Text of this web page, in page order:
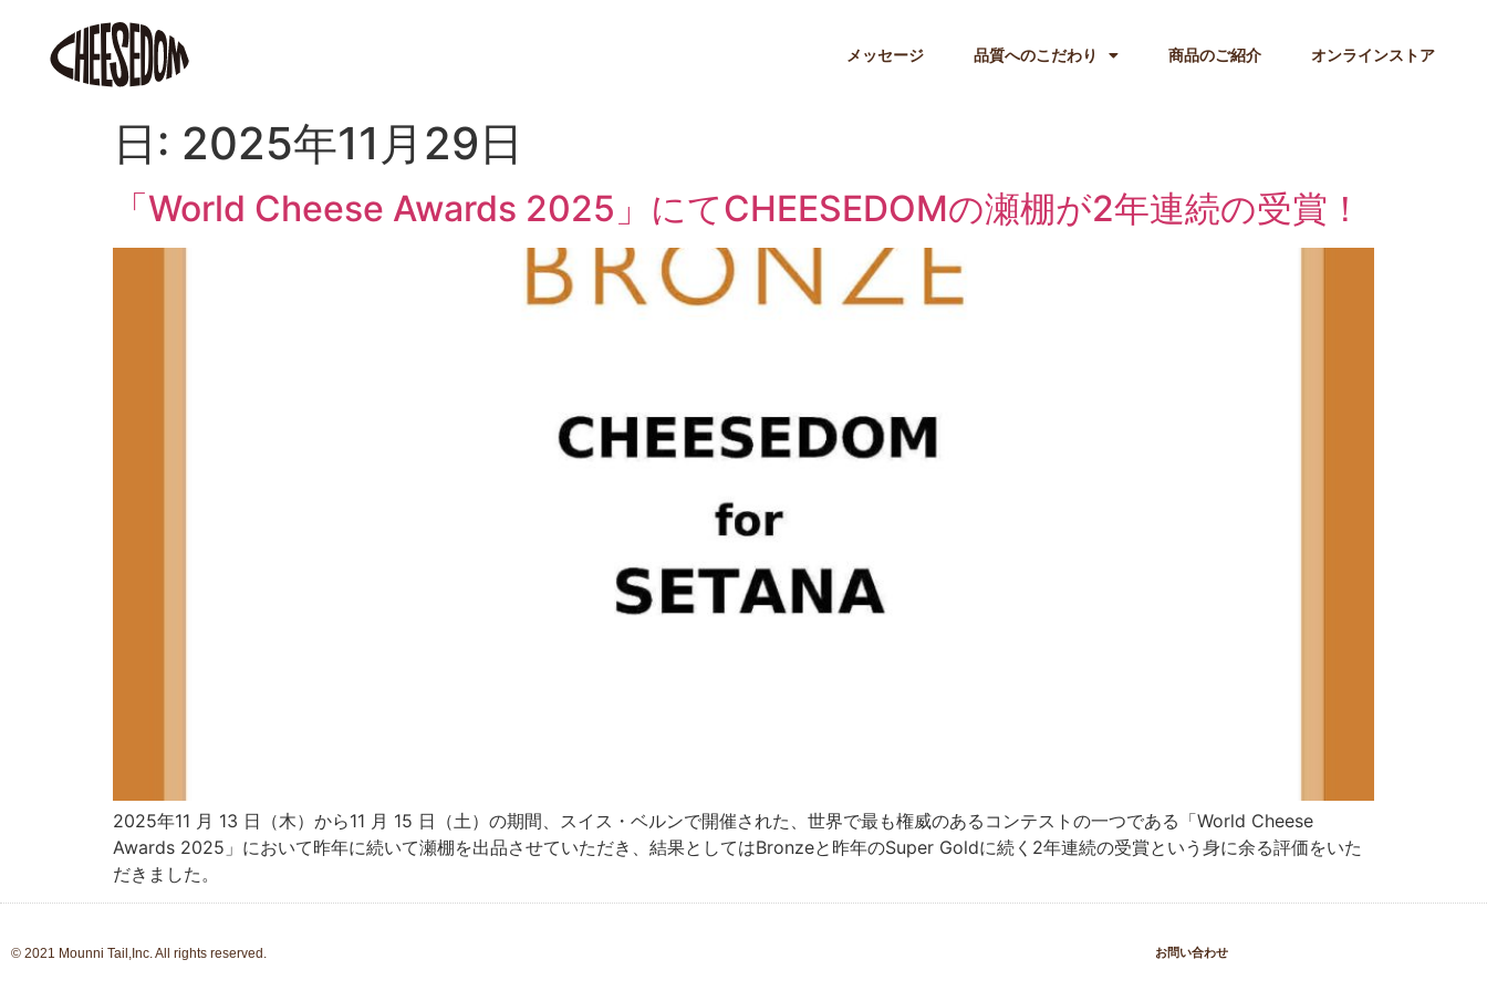
メッセージ 品質へのこだわり 商品のご紹介 オンラインストア
日: 2025年11月29日
「World Cheese Awards 2025」にてCHEESEDOMの瀬棚が2年連続の受賞！
2025年11 月 13 日（木）から11 月 15 日（土）の期間、スイス・ベルンで開催された、世界で最も権威のあるコンテストの一つである「World Cheese
Awards 2025」において昨年に続いて瀬棚を出品させていただき、結果としてはBronzeと昨年のSuper Goldに続く2年連続の受賞という身に余る評価をいた
だきました。
© 2021 Mounni Tail,Inc. All rights reserved. お問い合わせ